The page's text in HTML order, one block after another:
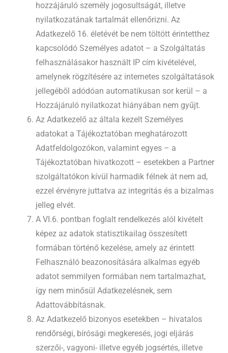
hozzájáruló személy jogosultságát, illetve
nyilatkozatának tartalmát ellenőrizni. Az
Adatkezelő 16. életévét be nem töltött érintetthez
kapcsolódó Személyes adatot – a Szolgáltatás
felhasználásakor használt IP cím kivételével,
amelynek rögzítésére az internetes szolgáltatások
jellegéből adódóan automatikusan sor kerül – a
Hozzájáruló nyilatkozat hiányában nem gyűjt.
Az Adatkezelő az általa kezelt Személyes
adatokat a Tájékoztatóban meghatározott
Adatfeldolgozókon, valamint egyes – a
Tájékoztatóban hivatkozott – esetekben a Partner
szolgáltatókon kívül harmadik félnek át nem ad,
ezzel érvényre juttatva az integritás és a bizalmas
jelleg elvét.
A VI.6. pontban foglalt rendelkezés alól kivételt
képez az adatok statisztikailag összesített
formában történő kezelése, amely az érintett
Felhasználó beazonosítására alkalmas egyéb
adatot semmilyen formában nem tartalmazhat,
így nem minősül Adatkezelésnek, sem
Adattovábbításnak.
Az Adatkezelő bizonyos esetekben – hivatalos
rendőrségi, bírósági megkeresés, jogi eljárás
szerzői-, vagyoni- illetve egyéb jogsértés, illetve